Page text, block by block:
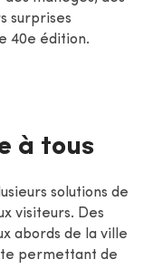
surprises
40e édition.
à tous
solutions de
visiteurs. Des
abords de la ville
permettant de